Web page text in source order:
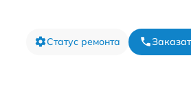
Статус ремонта